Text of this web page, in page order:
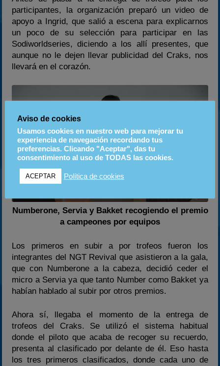
participantes, la organización preparó un video de
apoyo a Ingrid, que salió a escena para explicarnos
un poco de su selección para participar en las
Sodiworldseries, diciendo a los allí presentes, que
aunque no le dejen llevar publicidad del Craks, nos
llevará en el corazón.
Numberone, Servia y Bakket recogiendo el premio
a campeones por equipos
Los primeros en subir a por trofeos fueron los
integrantes del NGT Revival que asistieron a la gala,
que con Numberone a la cabeza, decidió ceder el
micro a Servia ya que tanto Number como Bakket ya
habían hablado al subir por otros premios.
Ahora sí, llegaba el momento de la entrega de
trofeos del Craks. Se utilizó el sistema habitual
donde el piloto que acaba de recoger su recuerdo,
presenta al clasificado por delante de él. Eso hasta
los tres primeros clasificados, donde cada uno de
Aviso de cookies
Usamos cookies en nuestro web para mejorar tu
experiencia de navegación recordando tus
preferencias. Clicando "Aceptar", das tu
consentimiento al uso de TODAS las cookies.
ACEPTAR Política de cookies